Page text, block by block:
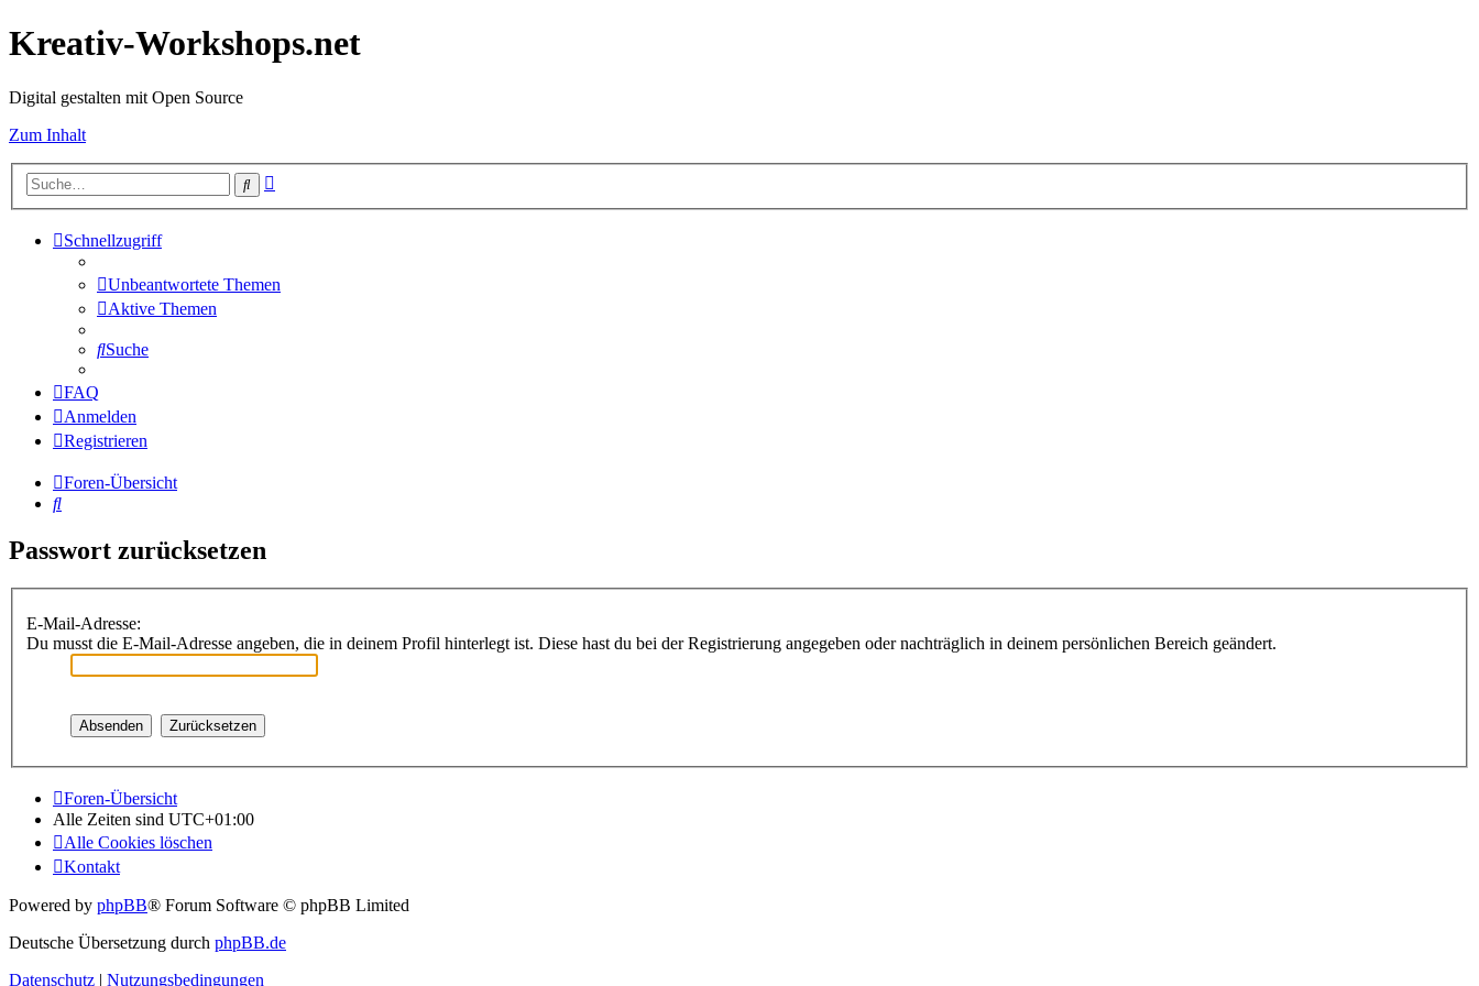
Kreativ-Workshops.net
Digital gestalten mit Open Source
Zum Inhalt
Suche
Schnellzugriff
Unbeantwortete Themen
Aktive Themen
Suche
FAQ
Anmelden
Registrieren
Foren-Übersicht
Suche
Passwort zurücksetzen
E-Mail-Adresse:
Du musst die E-Mail-Adresse angeben, die in deinem Profil hinterlegt ist. Diese hast du bei der Registrierung angegeben oder nachträglich in deinem persönlichen Bereich geändert.
Foren-Übersicht
Alle Zeiten sind UTC+01:00
Alle Cookies löschen
Kontakt
Powered by phpBB® Forum Software © phpBB Limited
Deutsche Übersetzung durch phpBB.de
Datenschutz | Nutzungsbedingungen